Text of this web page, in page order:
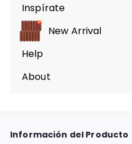
Inspírate
Expandir
menú New Arrival
Help
Expandir
menú
About
Expandir
Información del Producto